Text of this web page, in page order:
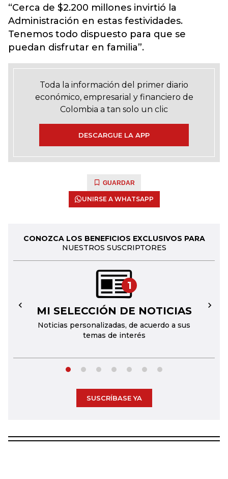
“Cerca de $2.200 millones invirtió la
Administración en estas festividades.
Tenemos todo dispuesto para que se
puedan disfrutar en familia”.
Toda la información del primer diario
económico, empresarial y financiero de
Colombia a tan solo un clic
DESCARGUE LA APP
GUARDAR
UNIRSE A WHATSAPP
CONOZCA LOS BENEFICIOS EXCLUSIVOS PARA
NUESTROS SUSCRIPTORES
1
MI SELECCIÓN DE NOTICIAS
Noticias personalizadas, de acuerdo a sus
temas de interés
← →
SUSCRÍBASE YA